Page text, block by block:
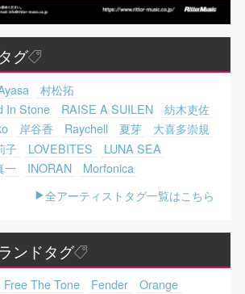
グ
村松拓
In Stone
RAISE A SUILEN
紡木吏佐
岸谷香 Raychell 夏芽
大喜多崇規
子 LOVEBITES
LUNA SEA
一 INORAN
Morfonica
全アーティストタグ一覧はこちら
ンドタグ
Free The Tone Fender
Orange